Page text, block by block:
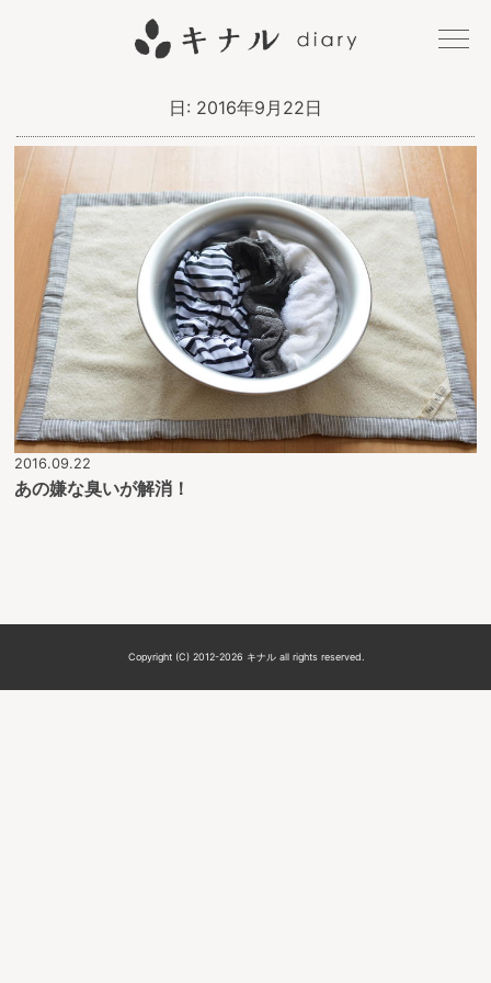
キナル
日: 2016年9月22日
2016.09.22
あの嫌な臭いが解消！
Copyright (C) 2012-2026 キナル all rights reserved.